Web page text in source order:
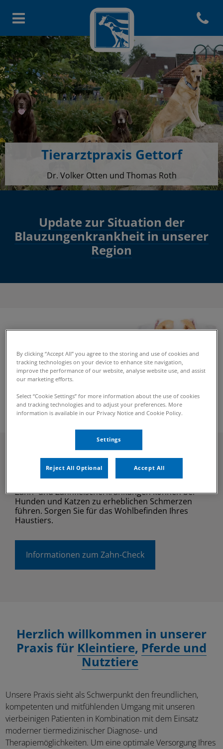
Homepage Tierarztpraxis
Open
Tierarztpraxis Gettorf
Dr. Volker Otten und Thomas Roth
Update zur Situation der
Blauzungenkrankheit in unserer
Region
50 % der Haustiere leiden still
an Zahnproblemen
Zahn- und Zahnfleischerkrankungen können bei
Hunden und Katzen zu erheblichen Schmerzen
führen. Sorgen Sie für das Wohlbefinden Ihres
Haustiers.
Informationen zum Zahn-Check
Herzlich willkommen in unserer
Praxis für Kleintiere, Pferde und
Nutztiere
Unsere Praxis sieht als Schwerpunkt den freundlichen,
kompetenten und mitfühlenden Umgang mit unseren
vierbeinigen Patienten in Kombination mit dem Einsatz
moderner tiermedizinischer Diagnose- und
Therapiemöglichkeiten. Um eine optimale Versorgung Ihres
By clicking “Accept All” you agree to the storing and use of cookies and
tracking technologies on your device to enhance site navigation,
improve the performance of our website, analyse website use, and assist
our marketing efforts.
Select “Cookie Settings” for more information about the use of cookies
and tracking technologies and to adjust your preferences. More
information is available in our Privacy Notice and Cookie Policy.
Settings
Reject All Optional Accept All